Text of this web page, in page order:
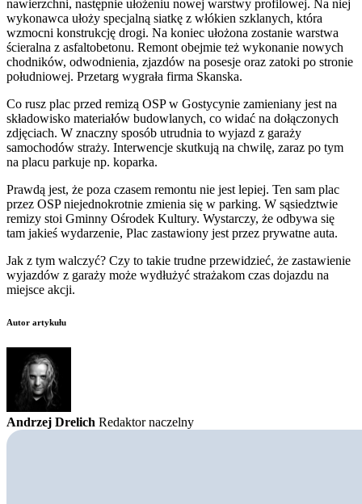
nawierzchni, następnie ułożeniu nowej warstwy profilowej. Na niej
wykonawca ułoży specjalną siatkę z włókien szklanych, która
wzmocni konstrukcję drogi. Na koniec ułożona zostanie warstwa
ścieralna z asfaltobetonu. Remont obejmie też wykonanie nowych
chodników, odwodnienia, zjazdów na posesje oraz zatoki po stronie
południowej. Przetarg wygrała firma Skanska.
Co rusz plac przed remizą OSP w Gostycynie zamieniany jest na
składowisko materiałów budowlanych, co widać na dołączonych
zdjęciach. W znaczny sposób utrudnia to wyjazd z garaży
samochodów straży. Interwencje skutkują na chwilę, zaraz po tym
na placu parkuje np. koparka.
Prawdą jest, że poza czasem remontu nie jest lepiej. Ten sam plac
przez OSP niejednokrotnie zmienia się w parking. W sąsiedztwie
remizy stoi Gminny Ośrodek Kultury. Wystarczy, że odbywa się
tam jakieś wydarzenie, Plac zastawiony jest przez prywatne auta.
Jak z tym walczyć? Czy to takie trudne przewidzieć, że zastawienie
wyjazdów z garaży może wydłużyć strażakom czas dojazdu na
miejsce akcji.
Autor artykułu
Andrzej Drelich Redaktor naczelny